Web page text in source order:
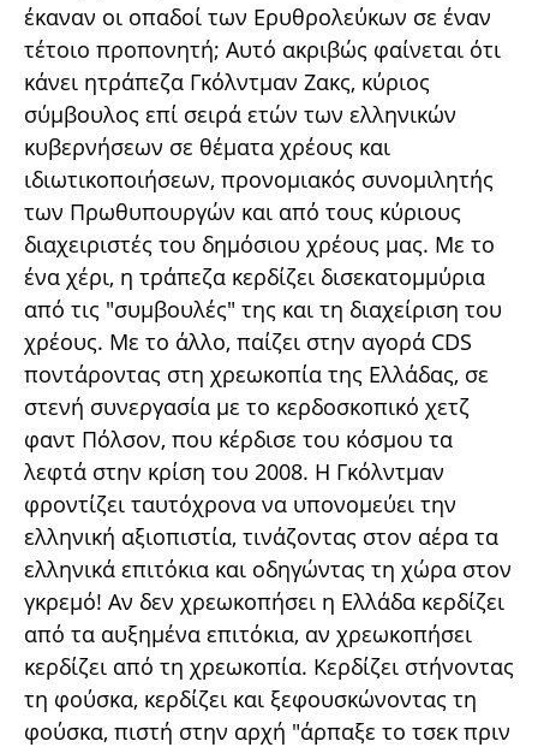
έκαναν οι οπαδοί των Ερυθρολεύκων σε έναν
τέτοιο προπονητή; Αυτό ακριβώς φαίνεται ότι
κάνει ητράπεζα Γκόλντμαν Ζακς, κύριος
σύμβουλος επί σειρά ετών των ελληνικών
κυβερνήσεων σε θέματα χρέους και
ιδιωτικοποιήσεων, προνομιακός συνομιλητής
των Πρωθυπουργών και από τους κύριους
διαχειριστές του δημόσιου χρέους μας. Με το
ένα χέρι, η τράπεζα κερδίζει δισεκατομμύρια
από τις "συμβουλές" της και τη διαχείριση του
χρέους. Με το άλλο, παίζει στην αγορά CDS
ποντάροντας στη χρεωκοπία της Ελλάδας, σε
στενή συνεργασία με το κερδοσκοπικό χετζ
φαντ Πόλσον, που κέρδισε του κόσμου τα
λεφτά στην κρίση του 2008. H Γκόλντμαν
φροντίζει ταυτόχρονα να υπονομεύει την
ελληνική αξιοπιστία, τινάζοντας στον αέρα τα
ελληνικά επιτόκια και οδηγώντας τη χώρα στον
γκρεμό! Αν δεν χρεωκοπήσει η Ελλάδα κερδίζει
από τα αυξημένα επιτόκια, αν χρεωκοπήσει
κερδίζει από τη χρεωκοπία. Κερδίζει στήνοντας
τη φούσκα, κερδίζει και ξεφουσκώνοντας τη
φούσκα, πιστή στην αρχή "άρπαξε το τσεκ πριν